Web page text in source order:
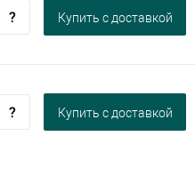
Купить c доставкой
Купить c доставкой